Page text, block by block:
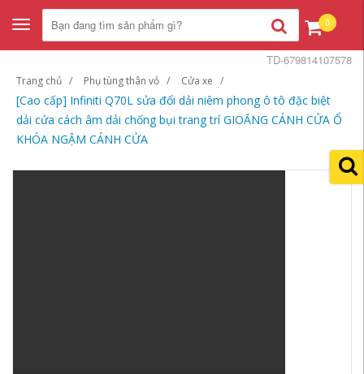
Toggle
navigation
0
Trang chủ Phụ tùng thân vỏ Cửa xe
[Cao cấp] Infiniti Q70L sửa đổi dải niêm phong ô tô đặc biệt
dải cửa cách âm dải chống bụi trang trí GIOĂNG CÁNH CỬA Ổ
KHÓA NGẬM CÁNH CỬA
TD-679814107578